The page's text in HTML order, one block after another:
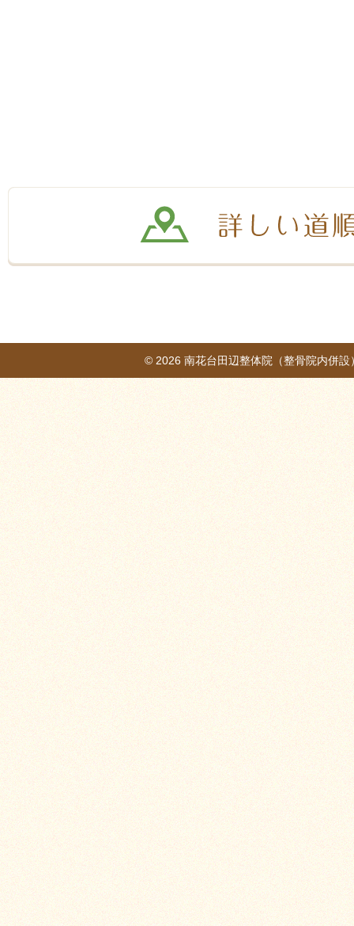
© 2026 南花台田辺整体院（整骨院内併設